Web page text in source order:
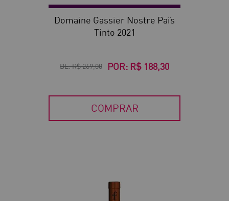
Domaine Gassier Nostre Païs
Tinto 2021
DE:R$ 269,00 POR: R$ 188,30
COMPRAR